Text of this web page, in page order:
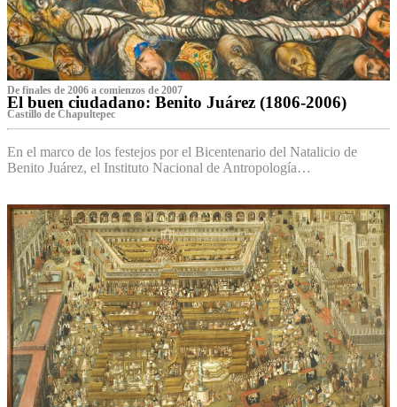
De finales de 2006 a comienzos de 2007
El buen ciudadano: Benito Juárez (1806-2006)
Castillo de Chapultepec
En el marco de los festejos por el Bicentenario del Natalicio de
Benito Juárez, el Instituto Nacional de Antropología…